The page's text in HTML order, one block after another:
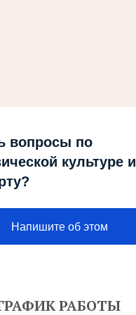
вопросы по
культуре и
Напишите об этом
РАБОТЫ